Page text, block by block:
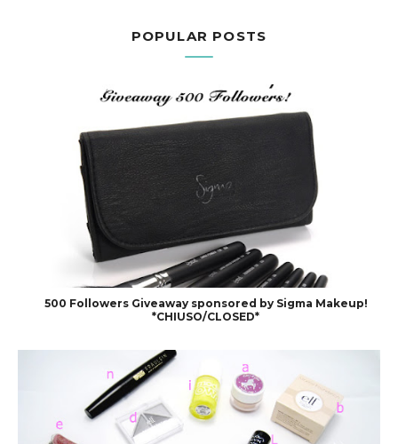
POPULAR POSTS
500 Followers Giveaway sponsored by Sigma Makeup!
*CHIUSO/CLOSED*